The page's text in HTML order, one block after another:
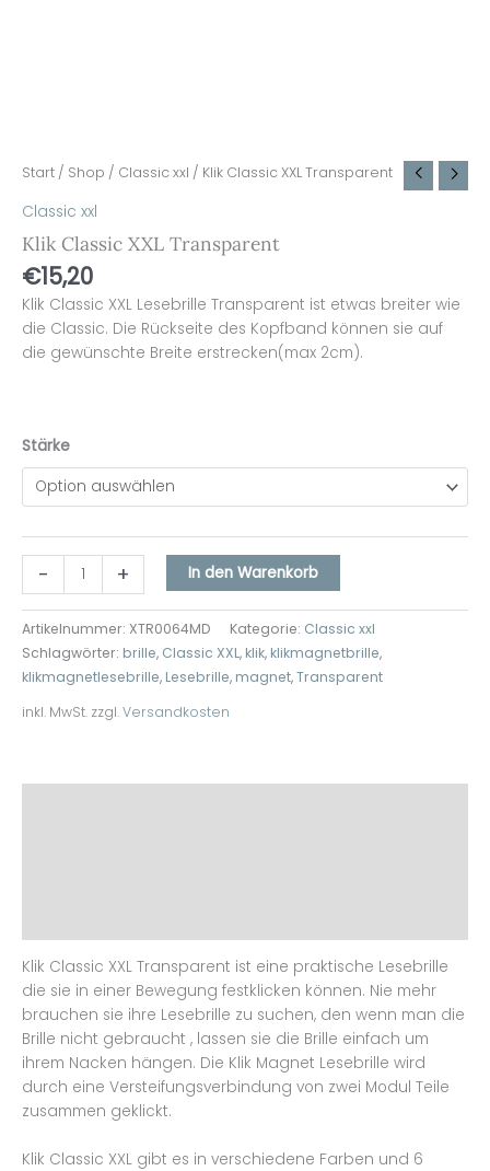
Start / Shop / Classic xxl / Klik Classic XXL Transparent
Classic xxl
Klik Classic XXL Transparent
€15,20
Klik Classic XXL Lesebrille Transparent ist etwas breiter wie
die Classic. Die Rückseite des Kopfband können sie auf
die gewünschte Breite erstrecken(max 2cm).
Stärke
- + In den Warenkorb
Artikelnummer: XTR0064MD Kategorie: Classic xxl
Schlagwörter: brille, Classic XXL, klik, klikmagnetbrille,
klikmagnetlesebrille, Lesebrille, magnet,Transparent
inkl. MwSt. zzgl.Versandkosten
Klik Classic XXL Transparent ist eine praktische Lesebrille
die sie in einer Bewegung festklicken können. Nie mehr
brauchen sie ihre Lesebrille zu suchen, den wenn man die
Brille nicht gebraucht , lassen sie die Brille einfach um
ihrem Nacken hängen. Die Klik Magnet Lesebrille wird
durch eine Versteifungsverbindung von zwei Modul Teile
zusammen geklickt.
Klik Classic XXL gibt es in verschiedene Farben und 6